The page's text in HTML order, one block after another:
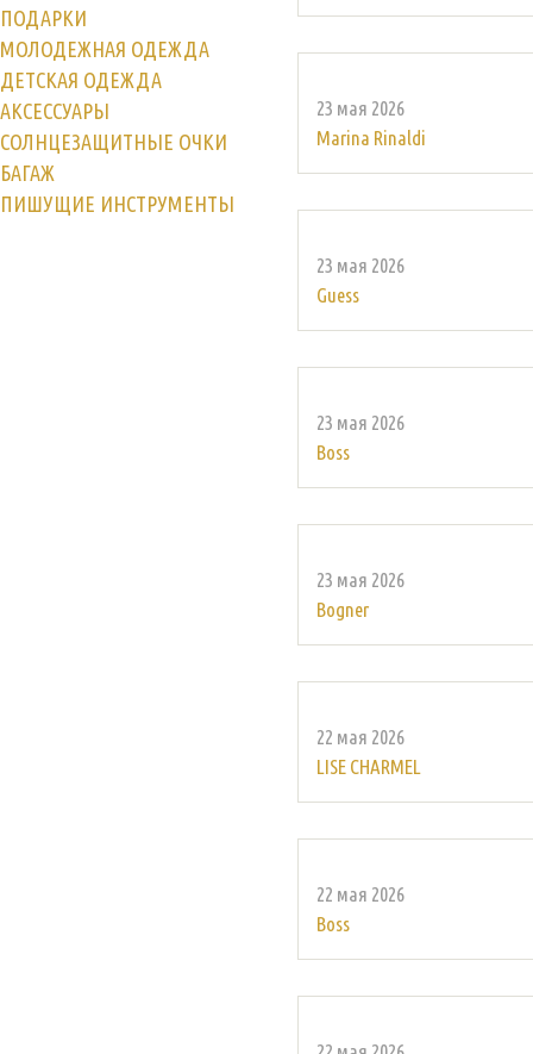
ПОДАРКИ
МОЛОДЕЖНАЯ ОДЕЖДА
ДЕТСКАЯ ОДЕЖДА
АКСЕССУАРЫ
СОЛНЦЕЗАЩИТНЫЕ ОЧКИ
БАГАЖ
ПИШУЩИЕ ИНСТРУМЕНТЫ
23 мая 2026
Marina Rinaldi
23 мая 2026
Guess
23 мая 2026
Boss
23 мая 2026
Bogner
22 мая 2026
LISE CHARMEL
22 мая 2026
Boss